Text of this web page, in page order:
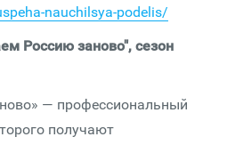
nauchilsya-podelis/
Россию заново", сезон
— профессиональный
получают